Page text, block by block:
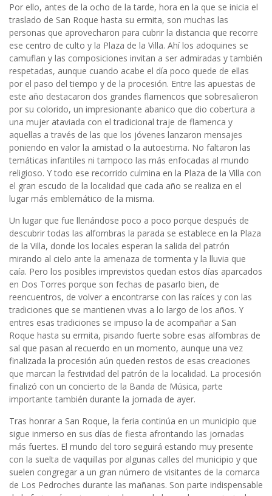
Por ello, antes de la ocho de la tarde, hora en la que se inicia el
traslado de San Roque hasta su ermita, son muchas las
personas que aprovecharon para cubrir la distancia que recorre
ese centro de culto y la Plaza de la Villa. Ahí los adoquines se
camuflan y las composiciones invitan a ser admiradas y también
respetadas, aunque cuando acabe el día poco quede de ellas
por el paso del tiempo y de la procesión. Entre las apuestas de
este año destacaron dos grandes flamencos que sobresalieron
por su colorido, un impresionante abanico que dio cobertura a
una mujer ataviada con el tradicional traje de flamenca y
aquellas a través de las que los jóvenes lanzaron mensajes
poniendo en valor la amistad o la autoestima. No faltaron las
temáticas infantiles ni tampoco las más enfocadas al mundo
religioso. Y todo ese recorrido culmina en la Plaza de la Villa con
el gran escudo de la localidad que cada año se realiza en el
lugar más emblemático de la misma.
Un lugar que fue llenándose poco a poco porque después de
descubrir todas las alfombras la parada se establece en la Plaza
de la Villa, donde los locales esperan la salida del patrón
mirando al cielo ante la amenaza de tormenta y la lluvia que
caía. Pero los posibles imprevistos quedan estos días aparcados
en Dos Torres porque son fechas de pasarlo bien, de
reencuentros, de volver a encontrarse con las raíces y con las
tradiciones que se mantienen vivas a lo largo de los años. Y
entres esas tradiciones se impuso la de acompañar a San
Roque hasta su ermita, pisando fuerte sobre esas alfombras de
sal que pasan al recuerdo en un momento, aunque una vez
finalizada la procesión aún queden restos de esas creaciones
que marcan la festividad del patrón de la localidad. La procesión
finalizó con un concierto de la Banda de Música, parte
importante también durante la jornada de ayer.
Tras honrar a San Roque, la feria continúa en un municipio que
sigue inmerso en sus días de fiesta afrontando las jornadas
más fuertes. El mundo del toro seguirá estando muy presente
con la suelta de vaquillas por algunas calles del municipio y que
suelen congregar a un gran número de visitantes de la comarca
de Los Pedroches durante las mañanas. Son parte indispensable